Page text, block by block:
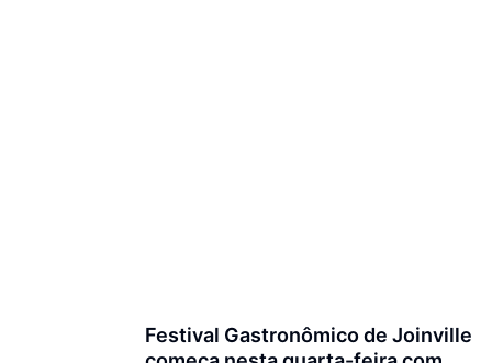
Festival Gastronômico de Joinville